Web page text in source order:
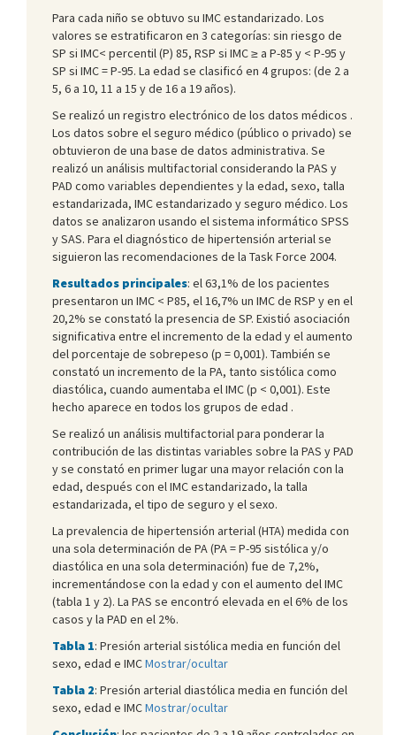
Para cada niño se obtuvo su IMC estandarizado. Los
valores se estratificaron en 3 categorías: sin riesgo de
SP si IMC< percentil (P) 85, RSP si IMC ≥ a P-85 y < P-95 y
SP si IMC = P-95. La edad se clasificó en 4 grupos: (de 2 a
5, 6 a 10, 11 a 15 y de 16 a 19 años).
Se realizó un registro electrónico de los datos médicos .
Los datos sobre el seguro médico (público o privado) se
obtuvieron de una base de datos administrativa. Se
realizó un análisis multifactorial considerando la PAS y
PAD como variables dependientes y la edad, sexo, talla
estandarizada, IMC estandarizado y seguro médico. Los
datos se analizaron usando el sistema informático SPSS
y SAS. Para el diagnóstico de hipertensión arterial se
siguieron las recomendaciones de la Task Force 2004.
Resultados principales: el 63,1% de los pacientes
presentaron un IMC < P85, el 16,7% un IMC de RSP y en el
20,2% se constató la presencia de SP. Existió asociación
significativa entre el incremento de la edad y el aumento
del porcentaje de sobrepeso (p = 0,001). También se
constató un incremento de la PA, tanto sistólica como
diastólica, cuando aumentaba el IMC (p < 0,001). Este
hecho aparece en todos los grupos de edad .
Se realizó un análisis multifactorial para ponderar la
contribución de las distintas variables sobre la PAS y PAD
y se constató en primer lugar una mayor relación con la
edad, después con el IMC estandarizado, la talla
estandarizada, el tipo de seguro y el sexo.
La prevalencia de hipertensión arterial (HTA) medida con
una sola determinación de PA (PA = P-95 sistólica y/o
diastólica en una sola determinación) fue de 7,2%,
incrementándose con la edad y con el aumento del IMC
(tabla 1 y 2). La PAS se encontró elevada en el 6% de los
casos y la PAD en el 2%.
Tabla 1: Presión arterial sistólica media en función del
sexo, edad e IMCMostrar/ocultar
Tabla 2: Presión arterial diastólica media en función del
sexo, edad e IMCMostrar/ocultar